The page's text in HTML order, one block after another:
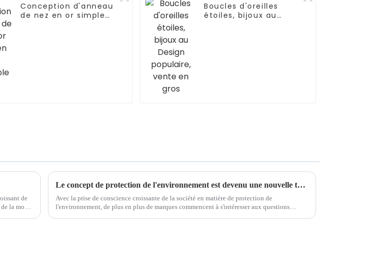
Conception d'anneau
de nez en or simple
Boucles d'oreilles
étoiles, bijoux au
de
la mode.
Le concept de protection de l'environnement est devenu une nouvelle tendance dans l'industrie des bijoux de piercing.
Avec la prise de conscience croissante de la société en matière de protection de
l'environnement, de plus en plus de marques commencent à s'intéresser aux questions